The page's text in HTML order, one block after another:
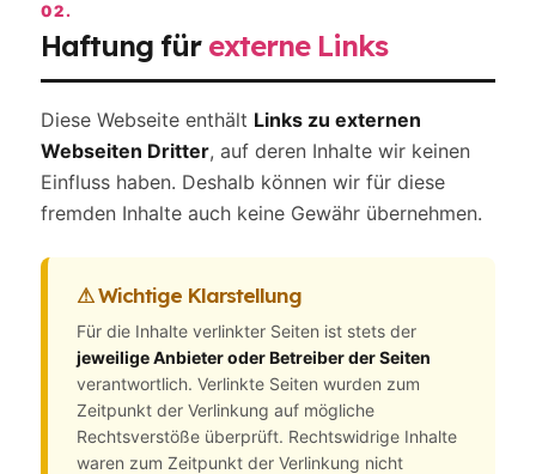
02.
Haftung für externe Links
Diese Webseite enthält Links zu externen
Webseiten Dritter, auf deren Inhalte wir keinen
Einfluss haben. Deshalb können wir für diese
fremden Inhalte auch keine Gewähr übernehmen.
⚠ Wichtige Klarstellung
Für die Inhalte verlinkter Seiten ist stets der
jeweilige Anbieter oder Betreiber der Seiten
verantwortlich. Verlinkte Seiten wurden zum
Zeitpunkt der Verlinkung auf mögliche
Rechtsverstöße überprüft. Rechtswidrige Inhalte
waren zum Zeitpunkt der Verlinkung nicht